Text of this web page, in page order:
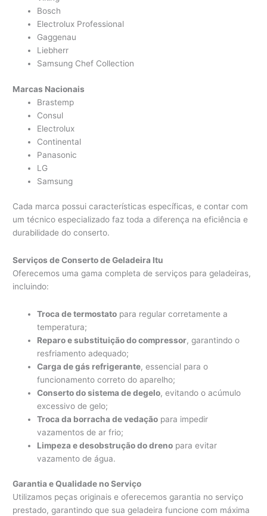
Bosch
Electrolux Professional
Gaggenau
Liebherr
Samsung Chef Collection
Marcas Nacionais
Brastemp
Consul
Electrolux
Continental
Panasonic
LG
Samsung
Cada marca possui características específicas, e contar com
um técnico especializado faz toda a diferença na eficiência e
durabilidade do conserto.
Serviços de Conserto de Geladeira Itu
Oferecemos uma gama completa de serviços para geladeiras,
incluindo:
Troca de termostato para regular corretamente a
temperatura;
Reparo e substituição do compressor, garantindo o
resfriamento adequado;
Carga de gás refrigerante, essencial para o
funcionamento correto do aparelho;
Conserto do sistema de degelo, evitando o acúmulo
excessivo de gelo;
Troca da borracha de vedação para impedir
vazamentos de ar frio;
Limpeza e desobstrução do dreno para evitar
vazamento de água.
Garantia e Qualidade no Serviço
Utilizamos peças originais e oferecemos garantia no serviço
prestado, garantindo que sua geladeira funcione com máxima